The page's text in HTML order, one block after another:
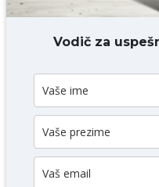
Vodič za